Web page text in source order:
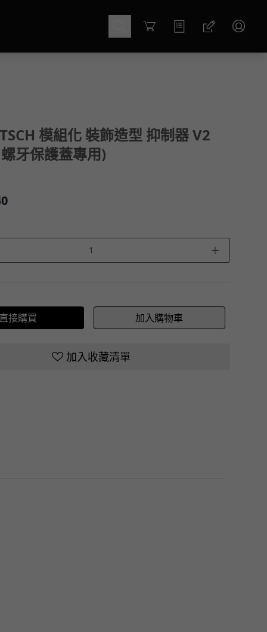
Cart
模組化 裝飾造型 抑制器 V2
牙保護蓋專用)
＋
接購買 加入購物車
加入收藏清單